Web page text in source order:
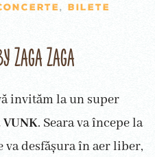
, BILETE
Zaga Zaga
invităm la un super
. Seara va începe la
va desfășura în aer liber,